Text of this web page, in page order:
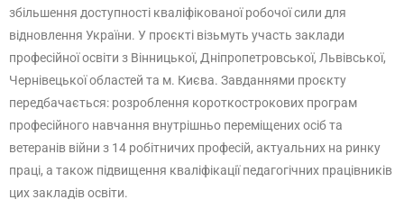
збільшення доступності кваліфікованої робочої сили для
відновлення України. У проєкті візьмуть участь заклади
професійної освіти з Вінницької, Дніпропетровської, Львівської,
Чернівецької областей та м. Києва. Завданнями проєкту
передбачається: розроблення короткострокових програм
професійного навчання внутрішньо переміщених осіб та
ветеранів війни з 14 робітничих професій, актуальних на ринку
праці, а також підвищення кваліфікації педагогічних працівників
цих закладів освіти.